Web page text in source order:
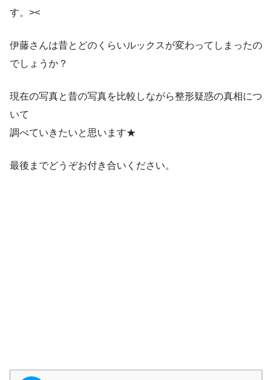
す。><
伊藤さんは昔とどのくらいルックスが変わってしまったの
でしょうか？
現在の写真と昔の写真を比較しながら整形疑惑の真相につ
いて
調べていきたいと思います★
最後までどうぞお付き合いください。